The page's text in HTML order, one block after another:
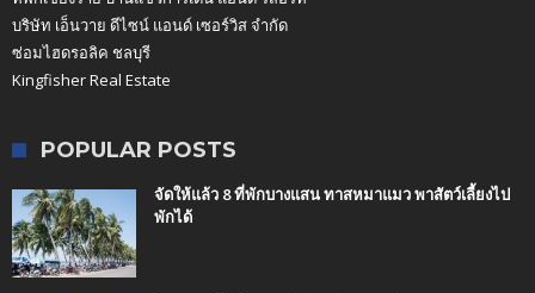
บริษัท เอ็นวาย ดีไซน์ แอนด์ เซอร์วิส จำกัด
ซ่อมไฮดรอลิค ชลบุรี
Kingfisher Real Estate
POPULAR POSTS
จัดให้แล้ว 8 ที่พักบางแสน ทาสหมาแมว พาสัตว์เลี้ยงไป
พักได้